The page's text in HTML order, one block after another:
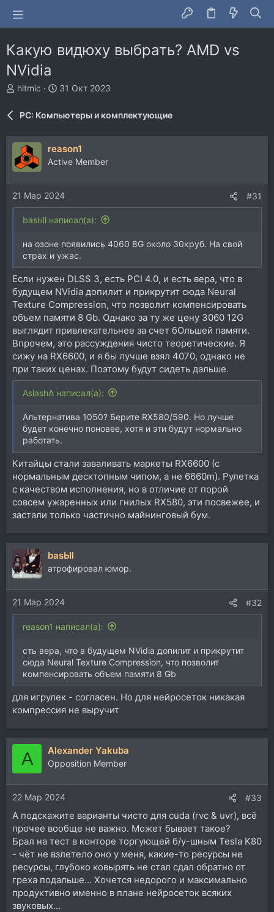
Какую видюху выбрать? AMD vs
NVidia
А
т
р
т
е
м
hitmic
Д
н
а
ч
а
31 Окт 2023
PC: Компьютеры и комплектующие
reason1
Active Member
21 Мар 2024 #31
basЫl написал(а):
на озоне появились 4060 8G около 30круб. На свой
страх и ужас.
Если нужен DLSS 3, есть PCI 4.0, и есть вера, что в
будущем NVidia допилит и прикрутит сюда Neural
Texture Compression, что позволит компенсировать
объем памяти 8 Gb. Однако за ту же цену 3060 12G
выглядит привлекательнее за счет бОльшей памяти.
Впрочем, это рассуждения чисто теоретические. Я
сижу на RX6600, и я бы лучше взял 4070, однако не
при таких ценах. Поэтому будут сидеть дальше.
AslashA написал(а):
Альтернатива 1050? Берите RX580/590. Но лучше
будет конечно поновее, хотя и эти будут нормально
работать.
Китайцы стали заваливать маркеты RX6600 (с
нормальным десктопным чипом, а не 6660m). Рулетка
с качеством исполнения, но в отличие от порой
совсем ужаренных или гнилых RX580, эти посвежее, и
застали только частично майнинговый бум.
basЫl
атрофировал юмор.
21 Мар 2024 #32
reason1 написал(а):
сть вера, что в будущем NVidia допилит и прикрутит
сюда Neural Texture Compression, что позволит
компенсировать объем памяти 8 Gb
для игрулек - согласен. Но для нейросеток никакая
компрессия не выручит
A Alexander Yakuba
Opposition Member
22 Мар 2024 #33
А подскажите варианты чисто для cuda (rvc & uvr), всё
прочее вообще не важно. Может бывает такое?
Брал на тест в конторе торгующей б/у-шным Tesla K80
- чёт не взлетело оно у меня, какие-то ресурсы не
ресурсы, глубоко ковырять не стал сдал обратно от
греха подальше... Хочется недорого и максимально
продуктивно именно в плане нейросеток всяких
звуковых...